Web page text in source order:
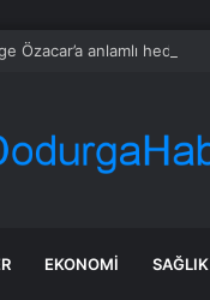
Özacar’a anlamlı hediye
EKONOMI SAĞLIK